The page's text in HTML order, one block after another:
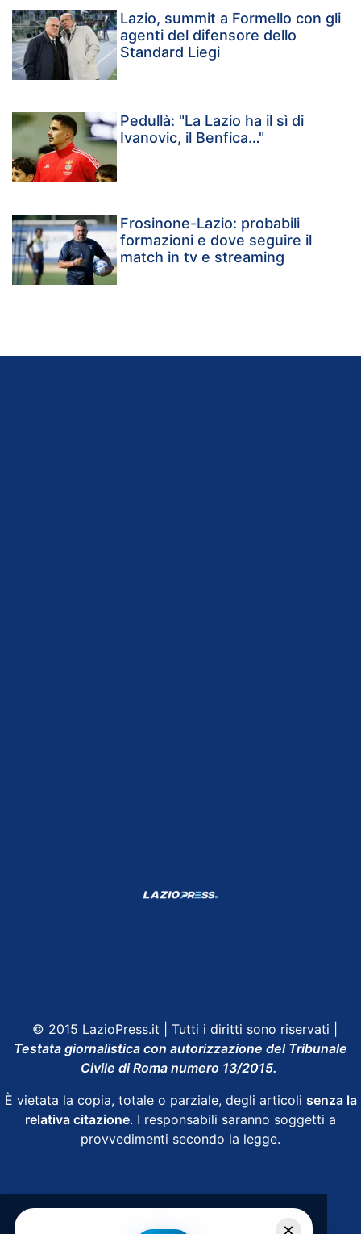
Lazio, summit a Formello con gli
agenti del difensore dello
Standard Liegi
Pedullà: "La Lazio ha il sì di
Ivanovic, il Benfica…"
Frosinone-Lazio: probabili
formazioni e dove seguire il
match in tv e streaming
© 2015 LazioPress.it | Tutti i diritti sono riservati |
Testata giornalistica con autorizzazione del Tribunale
Civile di Roma numero 13/2015.
È vietata la copia, totale o parziale, degli articoli senza la
relativa citazione. I responsabili saranno soggetti a
provvedimenti secondo la legge.